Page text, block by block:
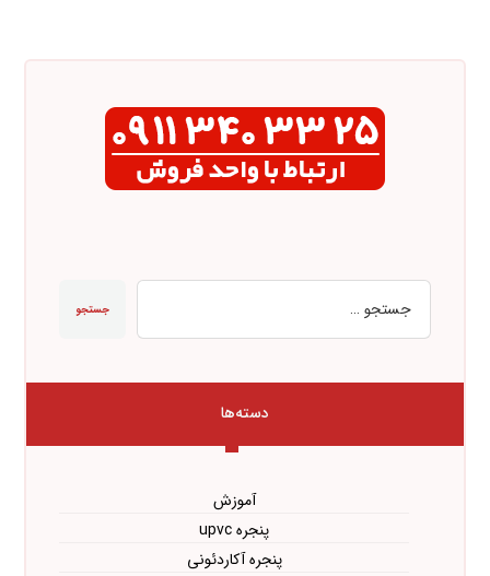
جستجو
دسته‌ها
آموزش
پنجره upvc
پنجره آکاردئونی